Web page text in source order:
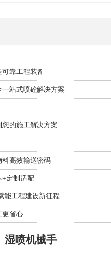
靠工程装备
站式喷砼解决方案
的施工解决方案
料高效输送密码
+定制适配
能工程建设新征程
更省心
湿喷机械手